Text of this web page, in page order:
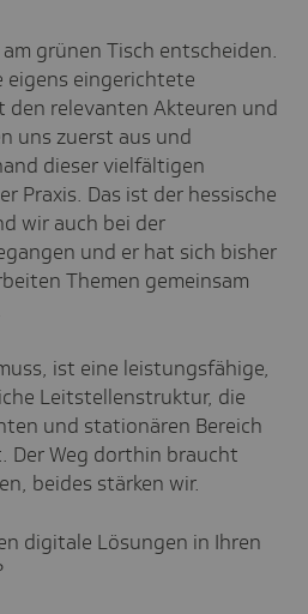
grünen Tisch entscheiden.
eigens eingerichtete
den relevanten Akteuren und
uns zuerst aus und
dieser vielfältigen
Praxis. Das ist der hessische
wir auch bei der
und er hat sich bisher
Themen gemeinsam
ist eine leistungsfähige,
Leitstellenstruktur, die
und stationären Bereich
Der Weg dorthin braucht
beides stärken wir.
digitale Lösungen in Ihren